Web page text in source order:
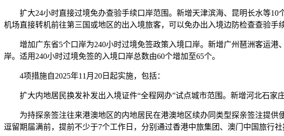
扩大24小时直接过境免办查验手续口岸范围。新增天津滨海、昆明长水等10
机场直接转机前往第三国或地区的出入境旅客，可以免办出入境边防检查查验手续
增加广东省5个口岸为240小时过境免签政策入境口岸。新增广州琶洲客运港
岸。适用240小时过境免签的入境口岸总数由60个增加至65个。
4项措施自2025年11月20日起实施，包括：
扩大内地居民换发补发出入境证件“全程网办”试点城市范围。新增河北石家
为持探亲签注往来港澳地区的内地居民在港澳地区续办同类型探亲签注提供
逗留期届满前，提前不少于7个工作日，分别通过香港中旅集团、澳门中国旅行社